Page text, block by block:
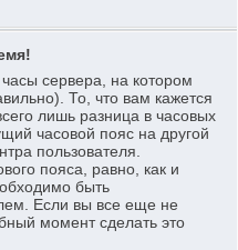
сервера, на котором
То, что вам кажется
лишь разница в часовых
часовой пояс на другой
пользователя.
пояса, равно, как и
быть
Если вы все еще не
момент сделать это